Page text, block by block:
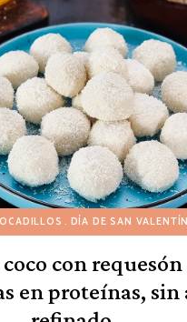
DÍA DE SAN VALENTÍN
con requesón
en proteínas, sin